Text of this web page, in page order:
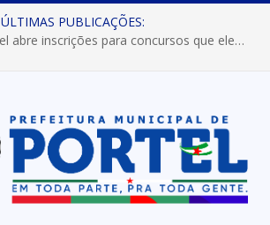
ÚLTIMAS PUBLICAÇÕES:
Prefeitura de Portel abre inscrições para concursos que elegerão os destaques do Verão 2026